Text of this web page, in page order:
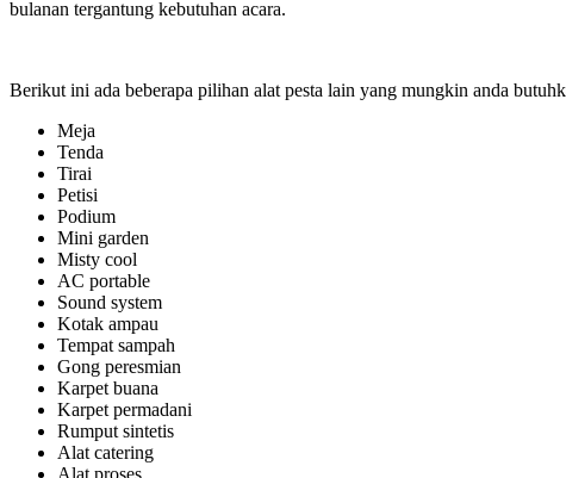
bulanan tergantung kebutuhan acara.
Berikut ini ada beberapa pilihan alat pesta lain yang mungkin anda
Meja
Tenda
Tirai
Petisi
Podium
Mini garden
Misty cool
AC portable
Sound system
Kotak ampau
Tempat sampah
Gong peresmian
Karpet buana
Karpet permadani
Rumput sintetis
Alat catering
Alat proses